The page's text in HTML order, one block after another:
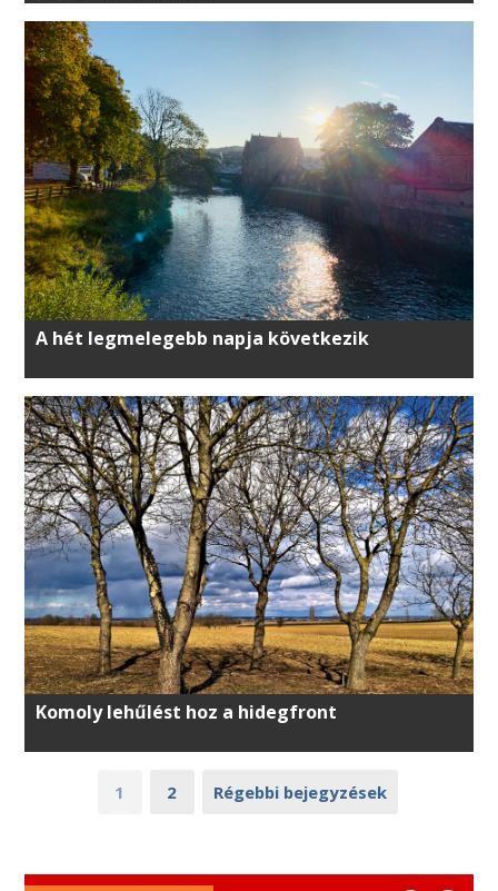
A hét legmelegebb napja következik
Komoly lehűlést hoz a hidegfront
1 2 Régebbi bejegyzések